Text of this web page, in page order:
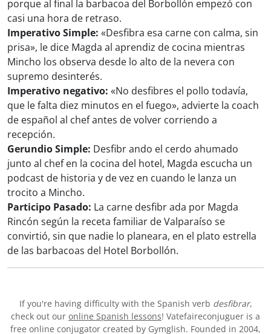
porque al final la barbacoa del Borbollón empezó con
casi una hora de retraso.
Imperativo Simple: «Desfibra esa carne con calma, sin
prisa», le dice Magda al aprendiz de cocina mientras
Mincho los observa desde lo alto de la nevera con
supremo desinterés.
Imperativo negativo: «No desfibres el pollo todavía,
que le falta diez minutos en el fuego», advierte la coach
de español al chef antes de volver corriendo a
recepción.
Gerundio Simple: Desfibr ando el cerdo ahumado
junto al chef en la cocina del hotel, Magda escucha un
podcast de historia y de vez en cuando le lanza un
trocito a Mincho.
Participo Pasado: La carne desfibr ada por Magda
Rincón según la receta familiar de Valparaíso se
convirtió, sin que nadie lo planeara, en el plato estrella
de las barbacoas del Hotel Borbollón.
If you're having difficulty with the Spanish verb desfibrar,
check out our online Spanish lessons! Vatefaireconjuguer is a
free online conjugator created by Gymglish. Founded in 2004,